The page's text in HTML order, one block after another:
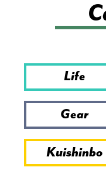
Life
Gear
Kuishinbo